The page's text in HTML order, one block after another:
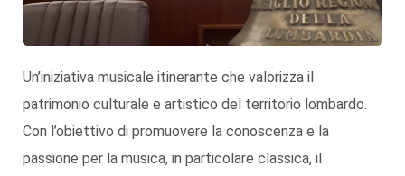
Un’iniziativa musicale itinerante che valorizza il
patrimonio culturale e artistico del territorio lombardo.
Con l’obiettivo di promuovere la conoscenza e la
passione per la musica, in particolare classica, il